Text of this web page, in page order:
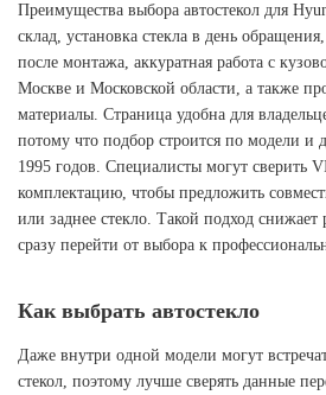
Преимущества выбора автостекол для
склад, установка стекла в день
после монтажа, аккуратная работа с
Москве и Московской области, а также
материалы. Страница удобна для
потому что подбор строится по модели и
1995 годов. Специалисты могут сверить
комплектацию, чтобы предложить
или заднее стекло. Такой подход
сразу перейти от выбора к
Как выбрать автостекло
Даже внутри одной модели могут
стекол, поэтому лучше сверять данные